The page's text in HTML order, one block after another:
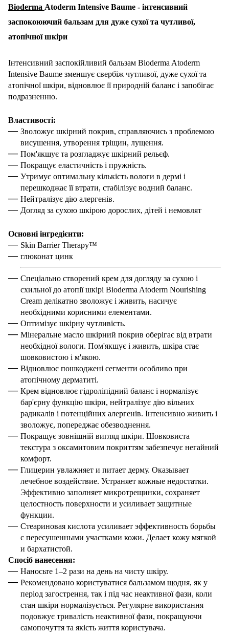
Bioderma Atoderm Intensive Baume - інтенсивний
заспокоюючий бальзам для дуже сухої та чутливої,
атопічної шкіри
Інтенсивний заспокійливий бальзам Bioderma Atoderm
Intensive Baume зменшує свербіж чутливої, дуже сухої та
атопічної шкіри, відновлює її природній баланс і запобігає
подразненню.
Властивості:
Зволожує шкірний покрив, справляючись з проблемою
висушення, утворення тріщин, лущення.
Пом'якшує та розгладжує шкірний рельєф.
Покращує еластичність і пружність.
Утримує оптимальну кількість вологи в дермі і
перешкоджає її втрати, стабілізує водний баланс.
Нейтралізує дію алергенів.
Догляд за сухою шкірою дорослих, дітей і немовлят
Основні інгредієнти:
Skin Barrier Therapy™
глюконат цинк
Спеціально створений крем для догляду за сухою і
схильної до атопії шкірі Bioderma Atoderm Nourishing
Cream делікатно зволожує і живить, насичує
необхідними корисними елементами.
Оптимізує шкірну чутливість.
Мінеральне масло шкірний покрив оберігає від втрати
необхідної вологи. Пом'якшує і живить, шкіра стає
шовковистою і м'якою.
Відновлює пошкоджені сегменти особливо при
атопічному дерматиті.
Крем відновлює гідроліпідний баланс і нормалізує
бар'єрну функцію шкіри, нейтралізує дію вільних
радикалів і потенційних алергенів. Інтенсивно живить і
зволожує, попереджає обезводнення.
Покращує зовнішній вигляд шкіри. Шовковиста
текстура з оксамитовим покриттям забезпечує негайний
комфорт.
Глицерин увлажняет и питает дерму. Оказывает
лечебное воздействие. Устраняет кожные недостатки.
Эффективно заполняет микротрещинки, сохраняет
целостность поверхности и усиливает защитные
функции.
Стеариновая кислота усиливает эффективность борьбы
с пересушенными участками кожи. Делает кожу мягкой
и бархатистой.
Спосіб нанесення:
Наносьте 1–2 рази на день на чисту шкіру.
Рекомендовано користуватися бальзамом щодня, як у
період загострення, так і під час неактивної фази, коли
стан шкіри нормалізується. Регулярне використання
подовжує тривалість неактивної фази, покращуючи
самопочуття та якість життя користувача.